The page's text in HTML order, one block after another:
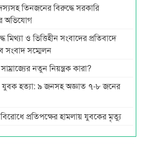
তিনজনের বিরুদ্ধে সরকারি
অভিযোগ
মিথ্যা ও ভিত্তিহীন সংবাদের প্রতিবাদে
সংবাদ সম্মেলন
নতুন নিয়ন্ত্রক কারা?
যুবক হত্যা: ৯ জনসহ অজ্ঞাত ৭-৮ জনের
বিরোধে প্রতিপক্ষের হামলায় যুবকের মৃত্যু